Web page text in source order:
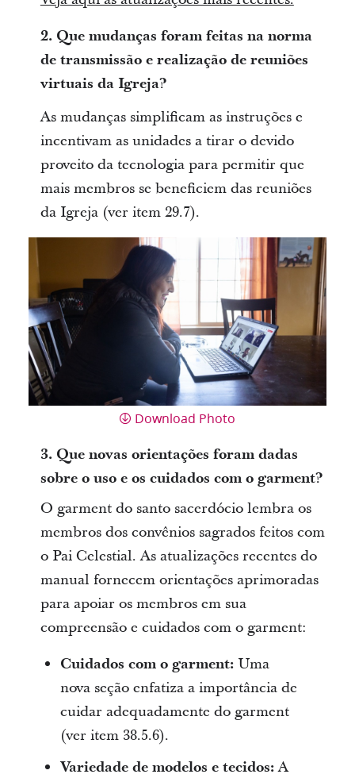
2. Que mudanças foram feitas na norma
de transmissão e realização de reuniões
virtuais da Igreja?
As mudanças simplificam as instruções e
incentivam as unidades a tirar o devido
proveito da tecnologia para permitir que
mais membros se beneficiem das reuniões
da Igreja (ver item 29.7).
Download Photo
3. Que novas orientações foram dadas
sobre o uso e os cuidados com o garment?
O garment do santo sacerdócio lembra os
membros dos convênios sagrados feitos com
o Pai Celestial. As atualizações recentes do
manual fornecem orientações aprimoradas
para apoiar os membros em sua
compreensão e cuidados com o garment:
Cuidados com o garment:Uma
nova seção enfatiza a importância de
cuidar adequadamente do garment
(ver item 38.5.6).
Variedade de modelos e tecidos:A